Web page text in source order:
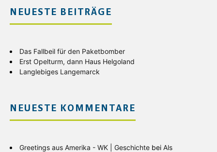
NEUESTE BEITRÄGE
Das Fallbeil für den Paketbomber
Erst Opelturm, dann Haus Helgoland
Langlebiges Langemarck
NEUESTE KOMMENTARE
Greetings aus Amerika - WK | Geschichte bei Als